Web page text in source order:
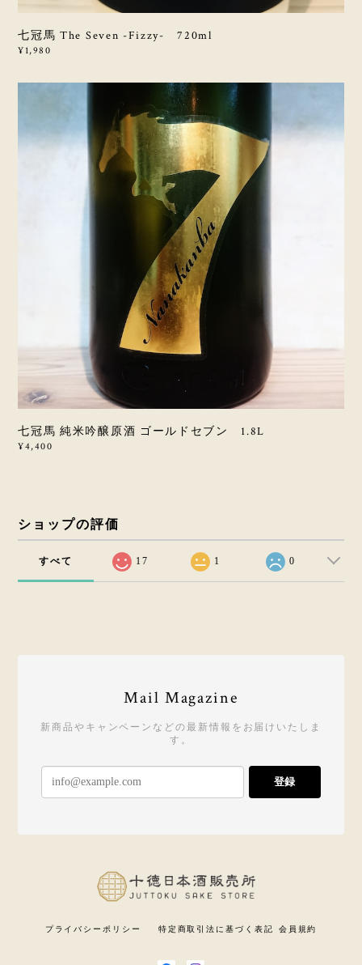
七冠馬 The Seven -Fizzy- 720ml
¥1,980
七冠馬 純米吟醸原酒 ゴールドセブン 1.8L
¥4,400
ショップの評価
すべて 17 1 0
Mail Magazine
新商品やキャンペーンなどの最新情報をお届けいたしま
す。
登録
プライバシーポリシー 特定商取引法に基づく表記 会員規約